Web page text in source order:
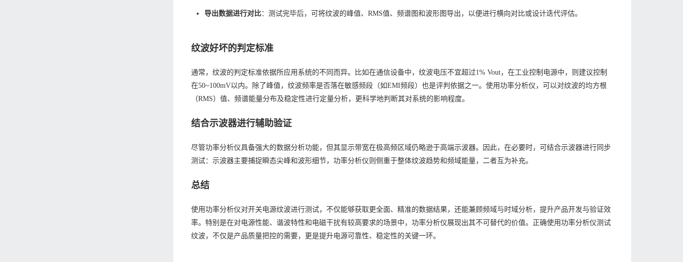
导出数据进行对比：测试完毕后，可将纹波的峰值、RMS值、频谱图和波形图导出，以便进行横向对比或设计迭代评估。
纹波好坏的判定标准
通常，纹波的判定标准依据所应用系统的不同而异。比如在通信设备中，纹波电压不宜超过1% Vout，在工业控制电源中，则建议控制
在50~100mV以内。除了峰值，纹波频率是否落在敏感频段（如EMI频段）也是评判依据之一。使用功率分析仪，可以对纹波的均方根
（RMS）值、频谱能量分布及稳定性进行定量分析，更科学地判断其对系统的影响程度。
结合示波器进行辅助验证
尽管功率分析仪具备强大的数据分析功能，但其显示带宽在极高频区域仍略逊于高端示波器。因此，在必要时，可结合示波器进行同步
测试：示波器主要捕捉瞬态尖峰和波形细节，功率分析仪则侧重于整体纹波趋势和频域能量，二者互为补充。
总结
使用功率分析仪对开关电源纹波进行测试，不仅能够获取更全面、精准的数据结果，还能兼顾频域与时域分析，提升产品开发与验证效
率。特别是在对电源性能、谐波特性和电磁干扰有较高要求的场景中，功率分析仪展现出其不可替代的价值。正确使用功率分析仪测试
纹波，不仅是产品质量把控的需要，更是提升电源可靠性、稳定性的关键一环。